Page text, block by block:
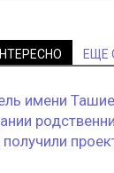
ЕЩЕ
имени